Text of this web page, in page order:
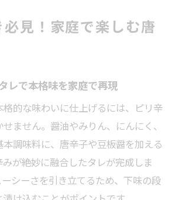
必見！家庭で楽しむ唐
レで本格味を家庭で再現
格的な味わいに仕上げるには、ピリ辛
ません。醤油やみりん、にんにく、
本調味料に、唐辛子や豆板醤を加える
みが絶妙に融合したタレが完成しま
ーシーさを引き立てるため、下味の段